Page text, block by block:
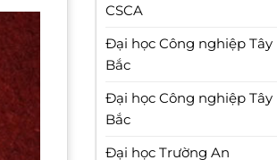
CSCA
Đại học Công nghiệp Tây
Bắc
Đại học Công nghiệp Tây
Bắc
Đại học Trường An